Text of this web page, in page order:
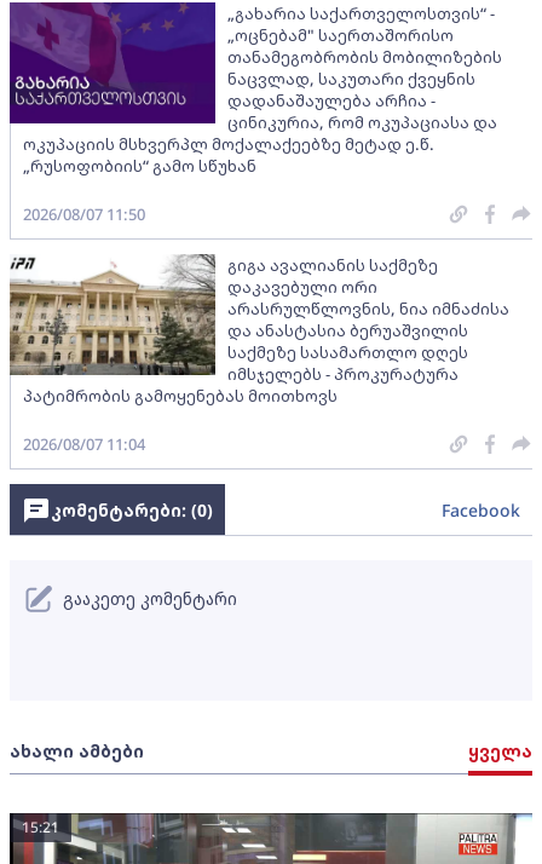
„გახარია საქართველოსთვის“ -
„ოცნებამ" საერთაშორისო
თანამეგობრობის მობილიზების
ნაცვლად, საკუთარი ქვეყნის
დადანაშაულება არჩია -
ცინიკურია, რომ ოკუპაციასა და
ოკუპაციის მსხვერპლ მოქალაქეებზე მეტად ე.წ.
„რუსოფობიის“ გამო სწუხან
2026/08/07 11:50
გიგა ავალიანის საქმეზე
დაკავებული ორი
არასრულწლოვნის, ნია იმნაძისა
და ანასტასია ბერუაშვილის
საქმეზე სასამართლო დღეს
იმსჯელებს - პროკურატურა
პატიმრობის გამოყენებას მოითხოვს
2026/08/07 11:04
ახალი ამბები ყველა
15:21
კომენტარები: (0) Facebook
გააკეთე კომენტარი